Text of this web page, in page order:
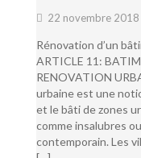
22 novembre 2018
Rénovation d’un
ARTICLE 11:
RENOVATION
urbaine est une
et le bâti de zones
comme insalubres
contemporain. Les